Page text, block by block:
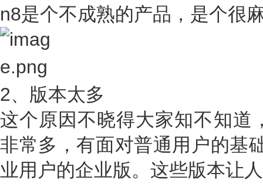
n8是个不成熟的产品，是个很
2、版本太多
这个原因不晓得大家知不知道
非常多，有面对普通用户的基
业用户的企业版。这些版本让